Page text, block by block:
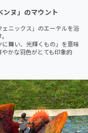
ンヌ」のマウント
ニックス」のエーテルを浴
舞い、光輝くもの」を意味
かな羽色がとても印象的